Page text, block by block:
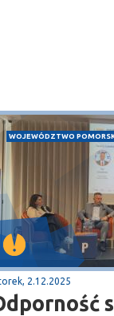
WOJEWÓDZTWO
2.12.2025